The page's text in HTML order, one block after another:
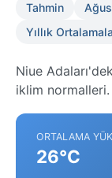
Tahmin
Yıllık
Niue
iklim normalleri.
ORTALAMA
26°C